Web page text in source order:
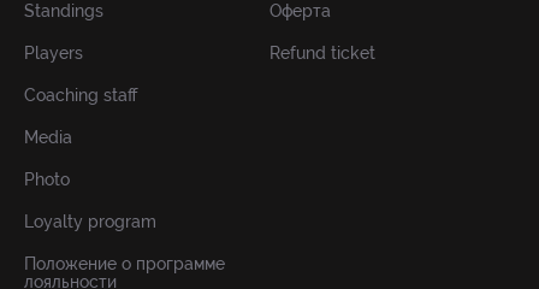
Standings
Players
Coaching staff
Media
Photo
Loyalty program
Положение о программе
лояльности
Оферта
Refund ticket